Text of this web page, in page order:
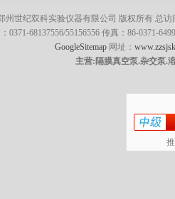
州世纪双科实验仪器有限公司 版权所有 总访
0371-68137556/55156556 传真：86-0371-
GoogleSitemap 网址：
主营:隔膜真空泵.杂交泵.